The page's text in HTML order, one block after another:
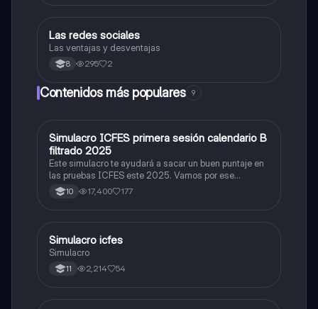
Tecnología e Informática
Las redes sociales
Las ventajas y desventajas
8 295 2
Contenidos más populares 9
ICFES: Matemáticas
Simulacro ICFES primera sesión calendario B
filtrado 2025
Este simulacro te ayudará a sacar un buen puntaje en
las pruebas ICFES este 2025. Vamos por ese
500/500. Y poder ser admitido en la universidad que
quieras, estudiar la carrera que quieres y no la que te
10 17,400 177
ICFES: Lectura Crítica
Simulacro icfes
Simulacro
11 2,214 54